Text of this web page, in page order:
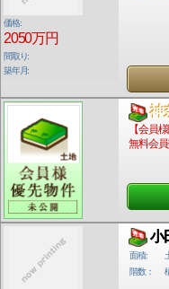
価格:
2050万円
間取り:
築年月:
神
【会員
無料会
小
面積:
階数：